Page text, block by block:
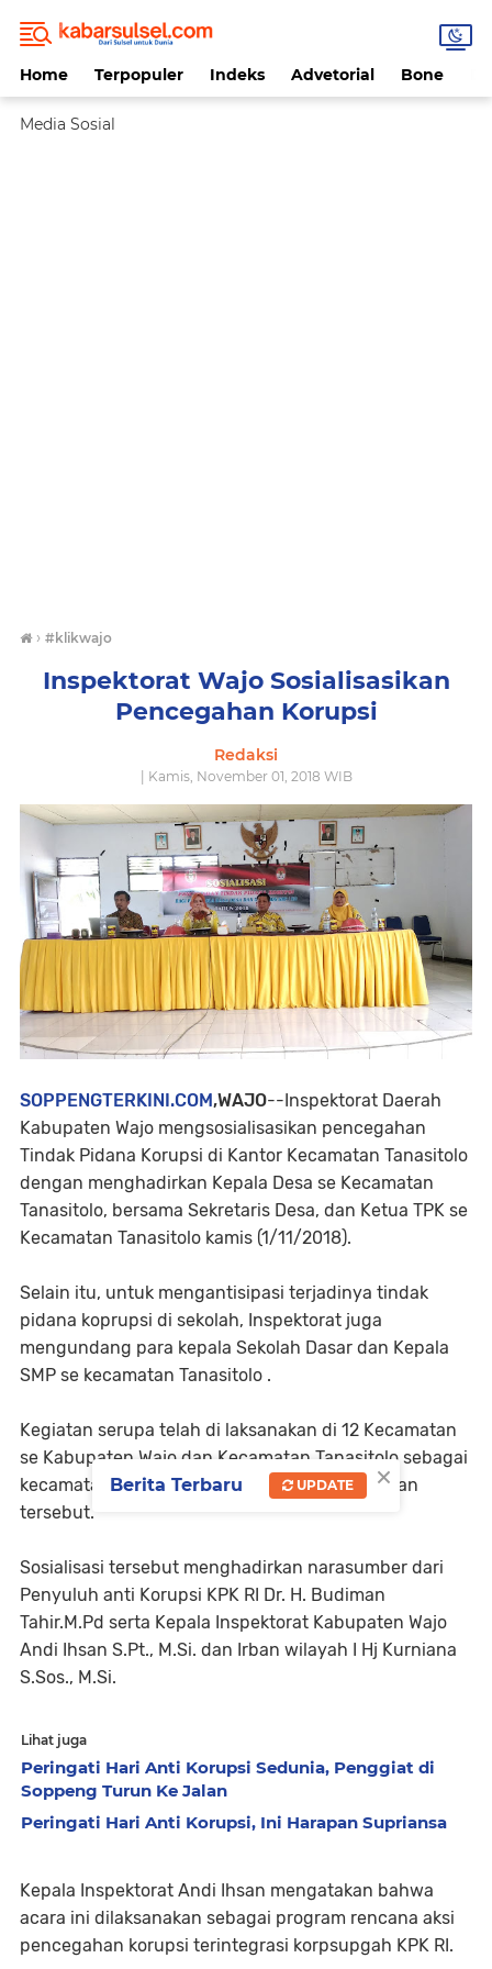
Home Terpopuler Indeks Advetorial Bone
Media Sosial
› #klikwajo
Inspektorat Wajo Sosialisasikan
Pencegahan Korupsi
Redaksi
| Kamis, November 01, 2018 WIB
SOPPENGTERKINI.COM,WAJO--Inspektorat Daerah
Kabupaten Wajo mengsosialisasikan pencegahan
Tindak Pidana Korupsi di Kantor Kecamatan Tanasitolo
dengan menghadirkan Kepala Desa se Kecamatan
Tanasitolo, bersama Sekretaris Desa, dan Ketua TPK se
Kecamatan Tanasitolo kamis (1/11/2018).
Selain itu, untuk mengantisipasi terjadinya tindak
pidana koprupsi di sekolah, Inspektorat juga
mengundang para kepala Sekolah Dasar dan Kepala
SMP se kecamatan Tanasitolo .
Kegiatan serupa telah di laksanakan di 12 Kecamatan
se Kabupaten Wajo dan Kecamatan Tanasitolo sebagai
kecamatan terakhir dalam pelaksanaan kegiatan
tersebut.
Sosialisasi tersebut menghadirkan narasumber dari
Penyuluh anti Korupsi KPK RI Dr. H. Budiman
Tahir.M.Pd serta Kepala Inspektorat Kabupaten Wajo
Andi Ihsan S.Pt., M.Si. dan Irban wilayah I Hj Kurniana
S.Sos., M.Si.
Lihat juga
Peringati Hari Anti Korupsi Sedunia, Penggiat di
Soppeng Turun Ke Jalan
Peringati Hari Anti Korupsi, Ini Harapan Supriansa
Kepala Inspektorat Andi Ihsan mengatakan bahwa
acara ini dilaksanakan sebagai program rencana aksi
pencegahan korupsi terintegrasi korpsupgah KPK RI.
×
Berita Terbaru UPDATE